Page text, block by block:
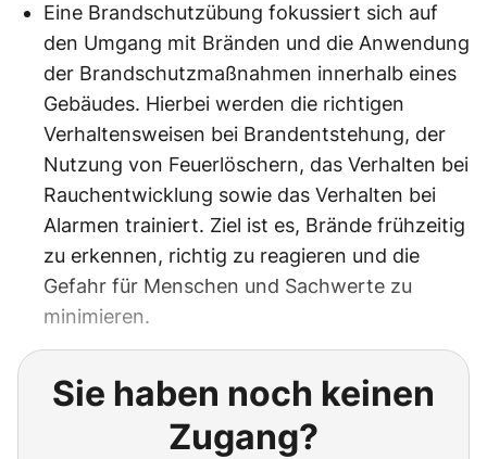
Eine Brandschutzübung fokussiert sich auf
den Umgang mit Bränden und die Anwendung
der Brandschutzmaßnahmen innerhalb eines
Gebäudes. Hierbei werden die richtigen
Verhaltensweisen bei Brandentstehung, der
Nutzung von Feuerlöschern, das Verhalten bei
Rauchentwicklung sowie das Verhalten bei
Alarmen trainiert. Ziel ist es, Brände frühzeitig
zu erkennen, richtig zu reagieren und die
Gefahr für Menschen und Sachwerte zu
minimieren.
Sie haben noch keinen
Zugang?